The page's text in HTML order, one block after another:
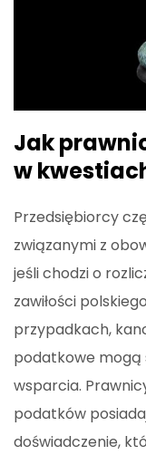
Jak
w
Przedsiębiorcy
związanymi z
jeśli chodzi o
zawiłości
przypadkach,
podatkowe mogą
wsparcia.
podatków
doświadczenie,